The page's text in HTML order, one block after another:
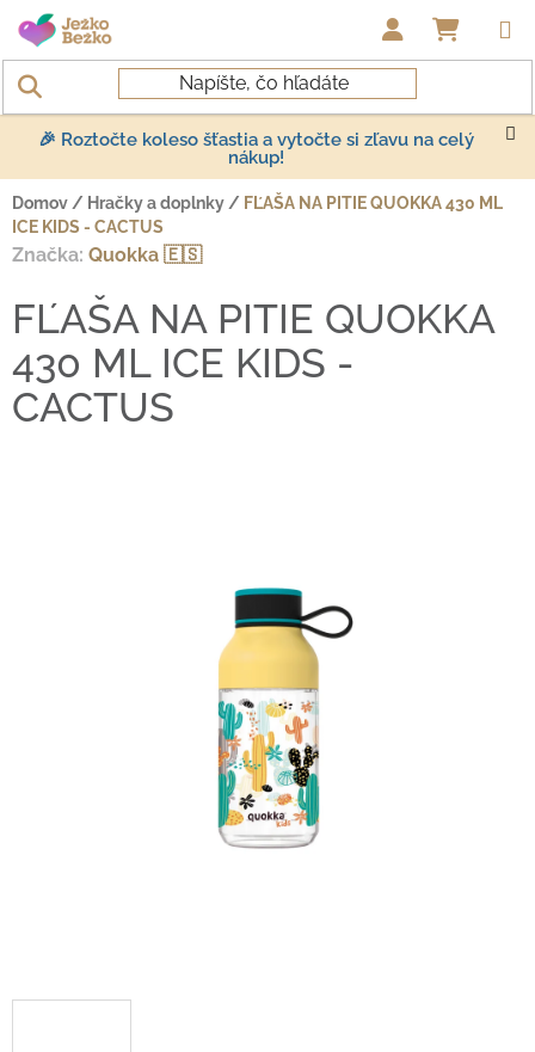
Prejsť na obsah
🎉 Roztočte koleso šťastia a vytočte si zľavu na celý
nákup!
Domov / Hračky a doplnky / FĽAŠA NA PITIE QUOKKA 430 ML
ICE KIDS - CACTUS
FĽAŠA NA PITIE QUOKKA
430 ML ICE KIDS -
CACTUS
Značka: Quokka 🇪🇸